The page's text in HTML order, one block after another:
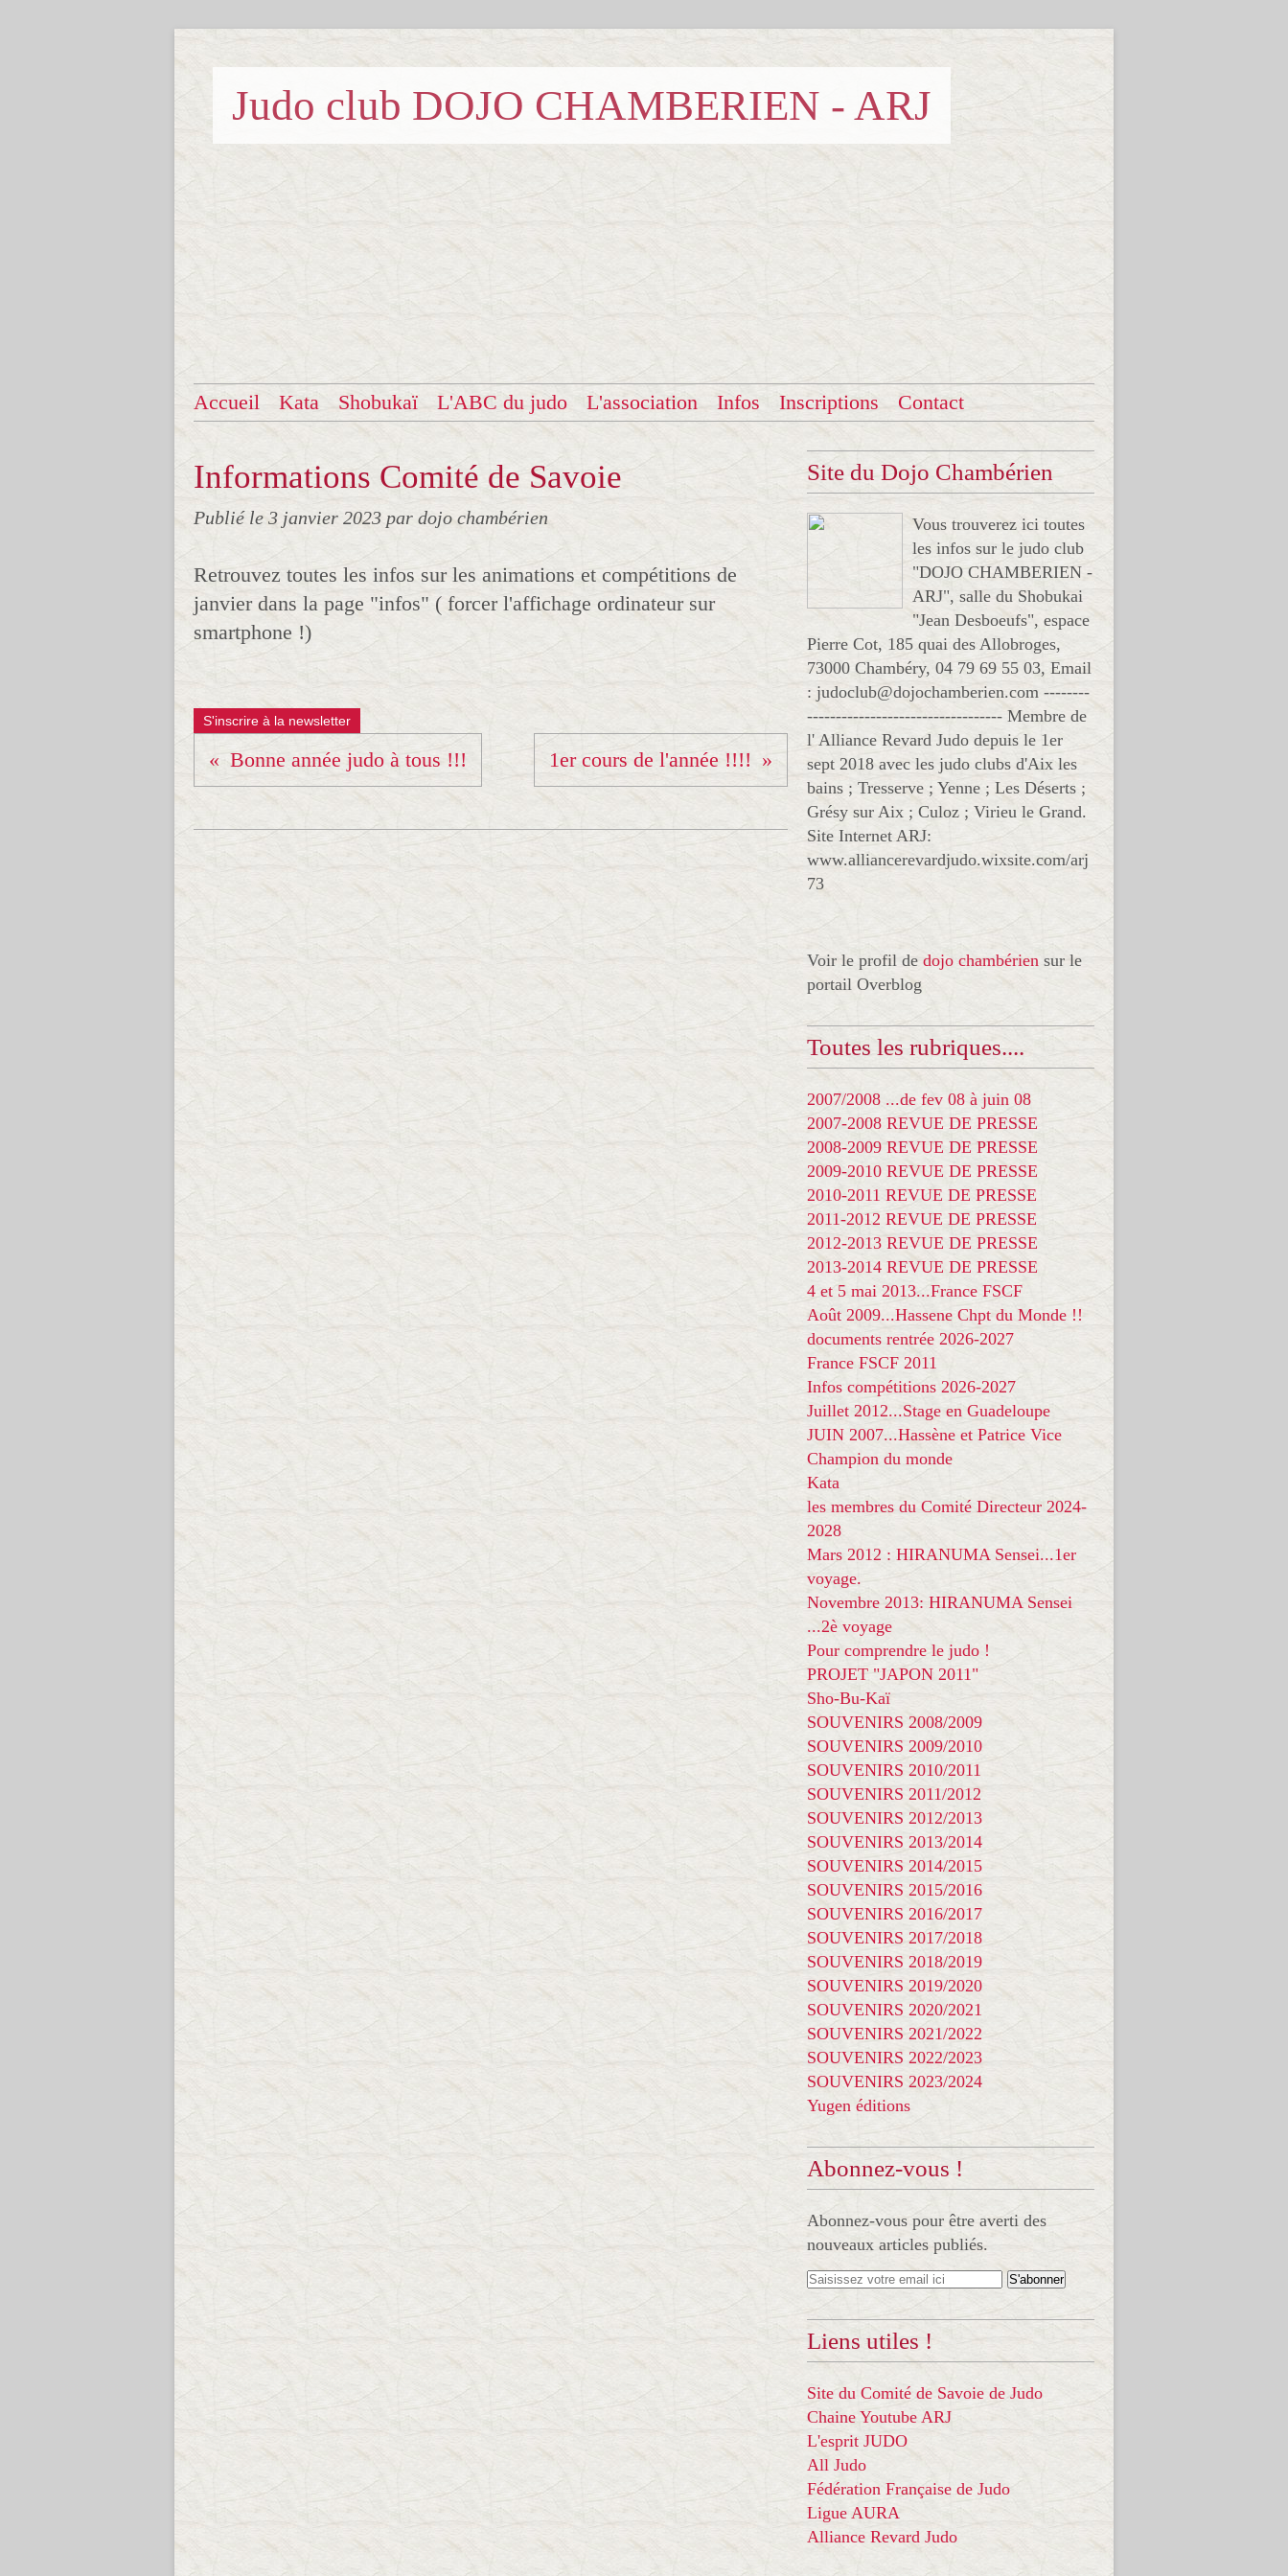
Judo club DOJO CHAMBERIEN - ARJ
Accueil Kata Shobukaï L'ABC du judo L'association Infos Inscriptions Contact
Informations Comité de Savoie
Publié le 3 janvier 2023 par dojo chambérien
Retrouvez toutes les infos sur les animations et compétitions de
janvier dans la page "infos" ( forcer l'affichage ordinateur sur
smartphone !)
S'inscrire à la newsletter
Bonne année judo à tous !!! 1er cours de l'année !!!!
Site du Dojo Chambérien
Vous trouverez ici toutes
les infos sur le judo club
"DOJO CHAMBERIEN -
ARJ", salle du Shobukai
"Jean Desboeufs", espace
Pierre Cot, 185 quai des Allobroges,
73000 Chambéry, 04 79 69 55 03, Email
: judoclub@dojochamberien.com --------
---------------------------------- Membre de
l' Alliance Revard Judo depuis le 1er
sept 2018 avec les judo clubs d'Aix les
bains ; Tresserve ; Yenne ; Les Déserts ;
Grésy sur Aix ; Culoz ; Virieu le Grand.
Site Internet ARJ:
www.alliancerevardjudo.wixsite.com/arj
73
Voir le profil de dojo chambérien sur le
portail Overblog
Toutes les rubriques....
2007/2008 ...de fev 08 à juin 08
2007-2008 REVUE DE PRESSE
2008-2009 REVUE DE PRESSE
2009-2010 REVUE DE PRESSE
2010-2011 REVUE DE PRESSE
2011-2012 REVUE DE PRESSE
2012-2013 REVUE DE PRESSE
2013-2014 REVUE DE PRESSE
4 et 5 mai 2013...France FSCF
Août 2009...Hassene Chpt du Monde !!
documents rentrée 2026-2027
France FSCF 2011
Infos compétitions 2026-2027
Juillet 2012...Stage en Guadeloupe
JUIN 2007...Hassène et Patrice Vice
Champion du monde
Kata
les membres du Comité Directeur 2024-
2028
Mars 2012 : HIRANUMA Sensei...1er
voyage.
Novembre 2013: HIRANUMA Sensei
...2è voyage
Pour comprendre le judo !
PROJET "JAPON 2011"
Sho-Bu-Kaï
SOUVENIRS 2008/2009
SOUVENIRS 2009/2010
SOUVENIRS 2010/2011
SOUVENIRS 2011/2012
SOUVENIRS 2012/2013
SOUVENIRS 2013/2014
SOUVENIRS 2014/2015
SOUVENIRS 2015/2016
SOUVENIRS 2016/2017
SOUVENIRS 2017/2018
SOUVENIRS 2018/2019
SOUVENIRS 2019/2020
SOUVENIRS 2020/2021
SOUVENIRS 2021/2022
SOUVENIRS 2022/2023
SOUVENIRS 2023/2024
Yugen éditions
Abonnez-vous !
Abonnez-vous pour être averti des
nouveaux articles publiés.
Liens utiles !
Site du Comité de Savoie de Judo
Chaine Youtube ARJ
L'esprit JUDO
All Judo
Fédération Française de Judo
Ligue AURA
Alliance Revard Judo